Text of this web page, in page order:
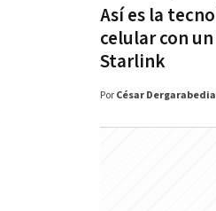
Así es la
celular con
Starlink
Por César